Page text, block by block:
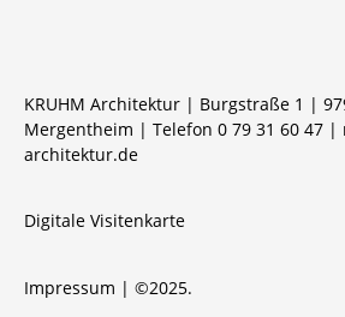
KRUHM Architektur | Burgstraße 1 |
Mergentheim | Telefon 0 79 31 60 47 |
architektur.de
Impressum | ©2025.
Digitale Visitenkarte